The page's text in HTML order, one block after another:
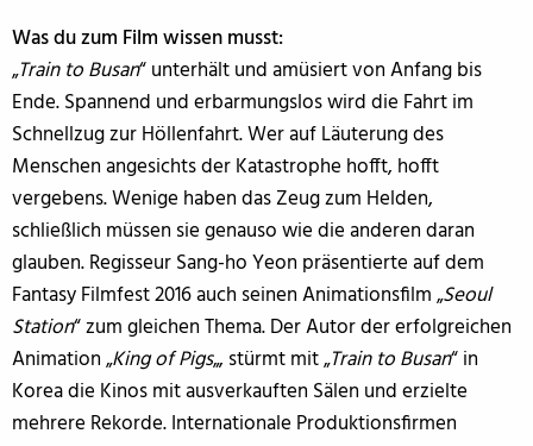
Was du zum Film wissen musst:
„Train to Busan“ unterhält und amüsiert von Anfang bis
Ende. Spannend und erbarmungslos wird die Fahrt im
Schnellzug zur Höllenfahrt. Wer auf Läuterung des
Menschen angesichts der Katastrophe hofft, hofft
vergebens. Wenige haben das Zeug zum Helden,
schließlich müssen sie genauso wie die anderen daran
glauben. Regisseur Sang-ho Yeon präsentierte auf dem
Fantasy Filmfest 2016 auch seinen Animationsfilm „Seoul
Station“ zum gleichen Thema. Der Autor der erfolgreichen
Animation „King of Pigs„, stürmt mit „Train to Busan“ in
Korea die Kinos mit ausverkauften Sälen und erzielte
mehrere Rekorde. Internationale Produktionsfirmen